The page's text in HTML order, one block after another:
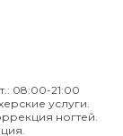
08:00-21:00
услуги.
ногтей.